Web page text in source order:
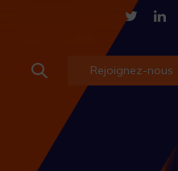
Rejoignez-nous